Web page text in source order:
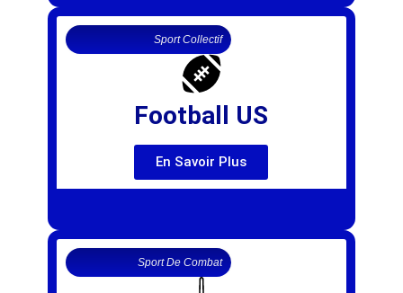
Sport Collectif
Football US
En Savoir Plus
Sport De Combat